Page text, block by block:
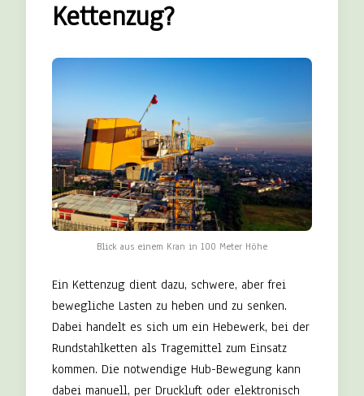
Kettenzug?
Blick aus einem Kran in 100 Meter Höhe
Ein Kettenzug dient dazu, schwere, aber frei
bewegliche Lasten zu heben und zu senken.
Dabei handelt es sich um ein Hebewerk, bei der
Rundstahlketten als Tragemittel zum Einsatz
kommen. Die notwendige Hub-Bewegung kann
dabei manuell, per Druckluft oder elektronisch